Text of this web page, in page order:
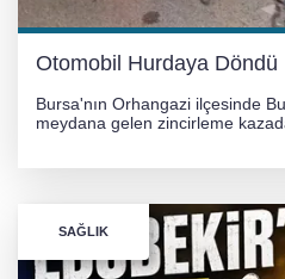
Otomobil Hurdaya Döndü
Bursa'nın Orhangazi ilçesinde
meydana gelen zincirleme
SAĞLIK